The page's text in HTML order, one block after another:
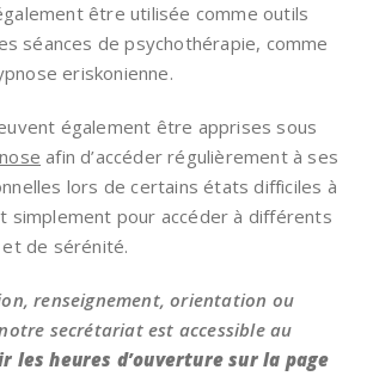
être utilisée comme outils
séances de psychothérapie, comme
eriskonienne.
également être apprises sous
afin d’accéder régulièrement à ses
lors de certains états difficiles à
simplement pour accéder à différents
de sérénité.
renseignement, orientation ou
secrétariat est accessible au
les heures d’ouverture sur la page